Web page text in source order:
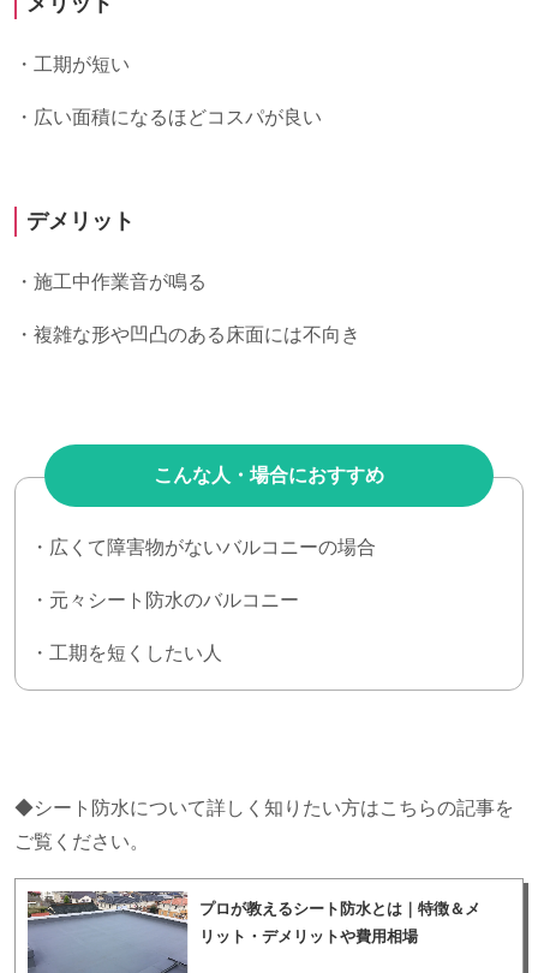
・工期が短い
・広い面積になるほどコスパが良い
デメリット
・施工中作業音が鳴る
・複雑な形や凹凸のある床面には不向き
・広くて障害物がないバルコニーの場合
・元々シート防水のバルコニー
・工期を短くしたい人
こんな人・場合におすすめ
◆シート防水について詳しく知りたい方はこちらの記事を
ご覧ください。
プロが教えるシート防水とは｜特徴＆メ
リット・デメリットや費用相場